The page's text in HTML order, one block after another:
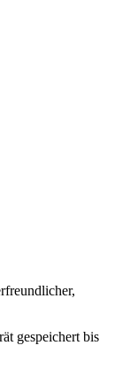
gespeichert bis